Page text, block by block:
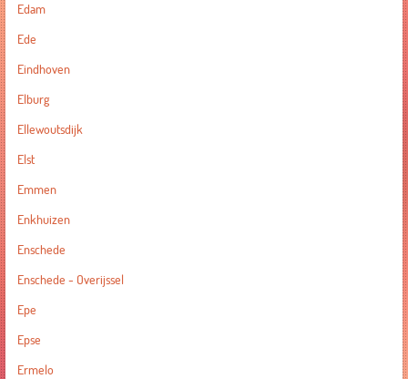
Edam
Ede
Eindhoven
Elburg
Ellewoutsdijk
Elst
Emmen
Enkhuizen
Enschede
Enschede - Overijssel
Epe
Epse
Ermelo